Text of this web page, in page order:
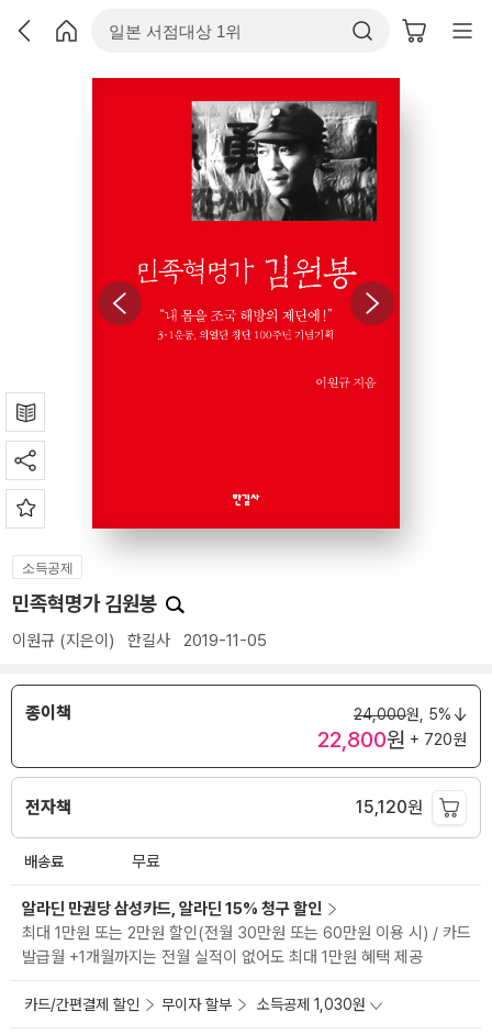
소득공제
민족혁명가 김원봉
이원규 (지은이) 한길사 2019-11-05
종이책 24,000원, 5%
22,800원 + 720원
전자책 15,120원
배송료 무료
알라딘 만권당 삼성카드, 알라딘 15% 청구 할인
최대 1만원 또는 2만원 할인(전월 30만원 또는 60만원 이용 시) / 카드
발급월 +1개월까지는 전월 실적이 없어도 최대 1만원 혜택 제공
카드/간편결제 할인 무이자 할부 소득공제 1,030원